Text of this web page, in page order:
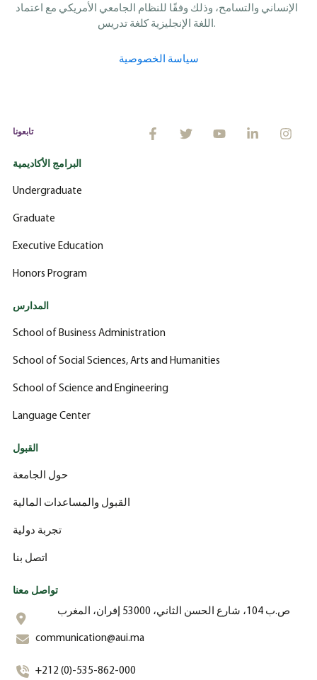
الإنساني والتسامح، وذلك وفقًا للنظام الجامعي الأمريكي مع اعتماد
سياسة الخصوصية
تابعونا
البرامج الأكاديمية
Undergraduate
Graduate
Executive Education
Honors Program
المدارس
School of Business Administration
School of Social Sciences, Arts and Humanities
School of Science and Engineering
Language Center
القبول
حول الجامعة
القبول والمساعدات المالية
تجربة دولية
اتصل بنا
تواصل معنا
ص.ب 104، شارع الحسن الثاني، 53000 إفران، المغرب
communication@aui.ma
+212 (0)-535-862-000